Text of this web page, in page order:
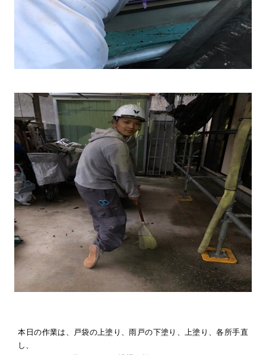
本日の作業は、戸袋の上塗り、雨戸の下塗り、上塗り、各所手直
し、